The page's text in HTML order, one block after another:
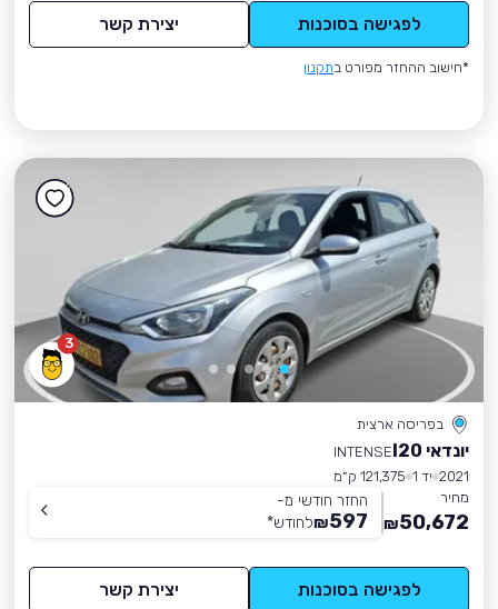
לפגישה בסוכנות יצירת קשר
*חישוב ההחזר מפורט בתקנון
3
בפריסה ארצית
יונדאי I20
INTENSE
2021 יד 1
121,375 ק״מ
מחיר
50,672
₪
החזר חודשי מ-
597
₪לחודש*
לפגישה בסוכנות יצירת קשר